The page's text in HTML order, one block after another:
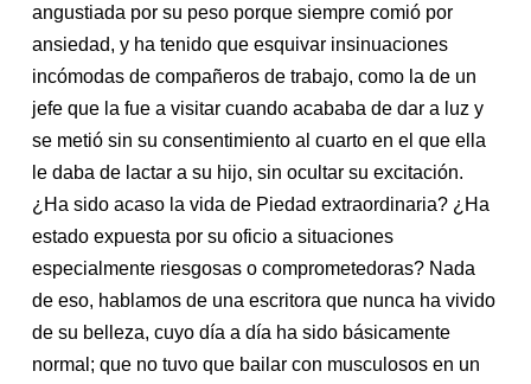
angustiada por su peso porque siempre comió por
ansiedad, y ha tenido que esquivar insinuaciones
incómodas de compañeros de trabajo, como la de un
jefe que la fue a visitar cuando acababa de dar a luz y
se metió sin su consentimiento al cuarto en el que ella
le daba de lactar a su hijo, sin ocultar su excitación.
¿Ha sido acaso la vida de Piedad extraordinaria? ¿Ha
estado expuesta por su oficio a situaciones
especialmente riesgosas o comprometedoras? Nada
de eso, hablamos de una escritora que nunca ha vivido
de su belleza, cuyo día a día ha sido básicamente
normal; que no tuvo que bailar con musculosos en un